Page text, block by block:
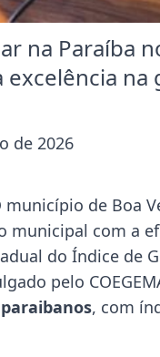
na Paraíba
na
de 2026
município de Boa
com a
do Índice de
pelo
, com